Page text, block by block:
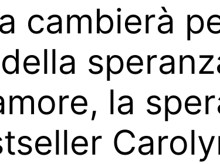
cambierà
la